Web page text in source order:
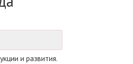
и развития.